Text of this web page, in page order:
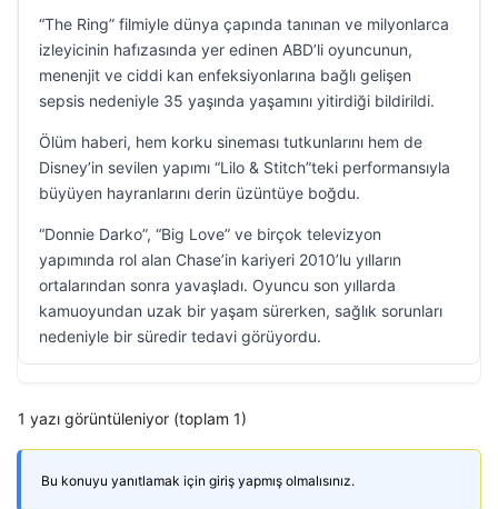
“The Ring” filmiyle dünya çapında tanınan ve milyonlarca
izleyicinin hafızasında yer edinen ABD’li oyuncunun,
menenjit ve ciddi kan enfeksiyonlarına bağlı gelişen
sepsis nedeniyle 35 yaşında yaşamını yitirdiği bildirildi.
Ölüm haberi, hem korku sineması tutkunlarını hem de
Disney’in sevilen yapımı “Lilo & Stitch”teki performansıyla
büyüyen hayranlarını derin üzüntüye boğdu.
“Donnie Darko”, “Big Love” ve birçok televizyon
yapımında rol alan Chase’in kariyeri 2010’lu yılların
ortalarından sonra yavaşladı. Oyuncu son yıllarda
kamuoyundan uzak bir yaşam sürerken, sağlık sorunları
nedeniyle bir süredir tedavi görüyordu.
1 yazı görüntüleniyor (toplam 1)
Bu konuyu yanıtlamak için giriş yapmış olmalısınız.